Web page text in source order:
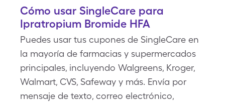
Cómo usar SingleCare para
Ipratropium Bromide HFA
Puedes usar tus cupones de SingleCare en
la mayoría de farmacias y supermercados
principales, incluyendo Walgreens, Kroger,
Walmart, CVS, Safeway y más. Envía por
mensaje de texto, correo electrónico,